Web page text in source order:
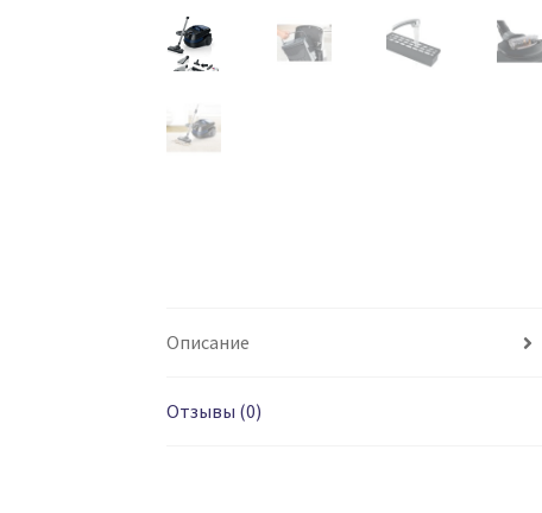
Описание
Отзывы (0)